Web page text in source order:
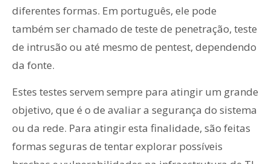
diferentes formas. Em português, ele pode
também ser chamado de teste de penetração, teste
de intrusão ou até mesmo de pentest, dependendo
da fonte.
Estes testes servem sempre para atingir um grande
objetivo, que é o de avaliar a segurança do sistema
ou da rede. Para atingir esta finalidade, são feitas
formas seguras de tentar explorar possíveis